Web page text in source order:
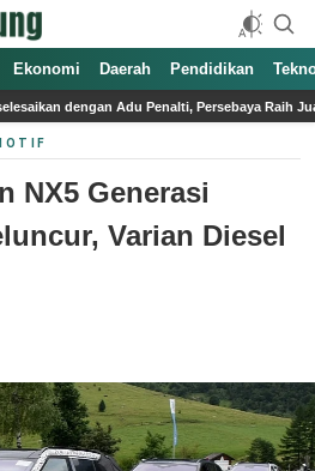
Ekonomi Daerah Pendidikan
Persebaya Raih Juara Piala Presiden 2026
NX5 Generasi
Varian Diesel